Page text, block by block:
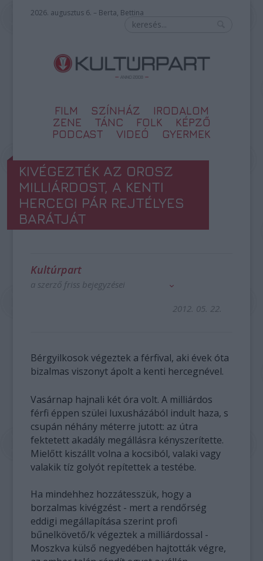
2026. augusztus 6. – Berta, Bettina
FILM SZÍNHÁZ
IRODALOM
ZENE
TÁNC FOLK
KÉPZŐ
PODCAST
VIDEÓ GYERMEK
KIVÉGEZTÉK AZ OROSZ
MILLIÁRDOST, A KENTI
HERCEGI PÁR REJTÉLYES
BARÁTJÁT
Kultúrpart
a szerző friss bejegyzései
2012. 05. 22.
Bérgyilkosok végeztek a férfival, aki évek óta
bizalmas viszonyt ápolt a kenti hercegnével.
Vasárnap hajnali két óra volt. A milliárdos
férfi éppen szülei luxusházából indult haza, s
csupán néhány méterre jutott: az útra
fektetett akadály megállásra kényszerítette.
Mielőtt kiszállt volna a kocsiból, valaki vagy
valakik tíz golyót repítettek a testébe.
Ha mindehhez hozzátesszük, hogy a
borzalmas kivégzést - mert a rendőrség
eddigi megállapítása szerint profi
bűnelkövető/k végeztek a milliárdossal -
Moszkva külső negyedében hajtották végre,